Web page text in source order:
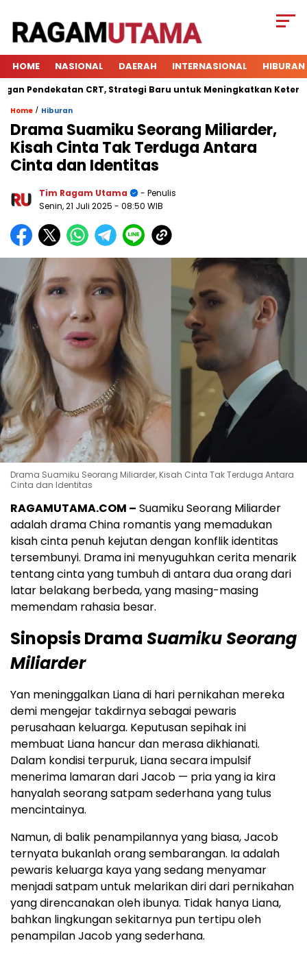
HOME NASIONAL DAERAH INTERNASIONAL HIBURAN
Pendekatan CRT, Strategi Baru untuk Meningkatkan
Home / Hiburan
Drama Suamiku Seorang Miliarder,
Kisah Cinta Tak Terduga Antara
Cinta dan Identitas
Tim Ragam Utama
- Penulis
Senin, 21 Juli 2025 - 08:50 WIB
Drama Suamiku Seorang Miliarder, Kisah Cinta Tak Terduga Antara
Cinta dan Identitas
RAGAMUTAMA.COM – Suamiku Seorang Miliarder
adalah drama China romantis yang memadukan
kisah cinta penuh kejutan dengan konflik identitas
tersembunyi. Drama ini menyuguhkan cerita menarik
tentang cinta yang tumbuh di antara dua orang dari
latar belakang berbeda, yang masing-masing
memendam rahasia besar.
Sinopsis DramaSuamiku Seorang
Miliarder
Yan meninggalkan Liana di hari pernikahan mereka
demi mengejar takdirnya sebagai pewaris
perusahaan keluarga. Keputusan sepihak ini
membuat Liana hancur dan merasa dikhianati.
Dalam kondisi terpuruk, Liana secara impulsif
menerima lamaran dari Jacob — pria yang ia kira
hanyalah seorang satpam sederhana yang tulus
mencintainya.
Namun, di balik penampilannya yang biasa, Jacob
ternyata bukanlah orang sembarangan. Ia adalah
pewaris keluarga kaya yang sedang menyamar
menjadi satpam untuk melarikan diri dari pernikahan
yang direncanakan oleh ibunya. Tidak hanya Liana,
bahkan lingkungan sekitarnya pun tertipu oleh
penampilan Jacob yang sederhana.